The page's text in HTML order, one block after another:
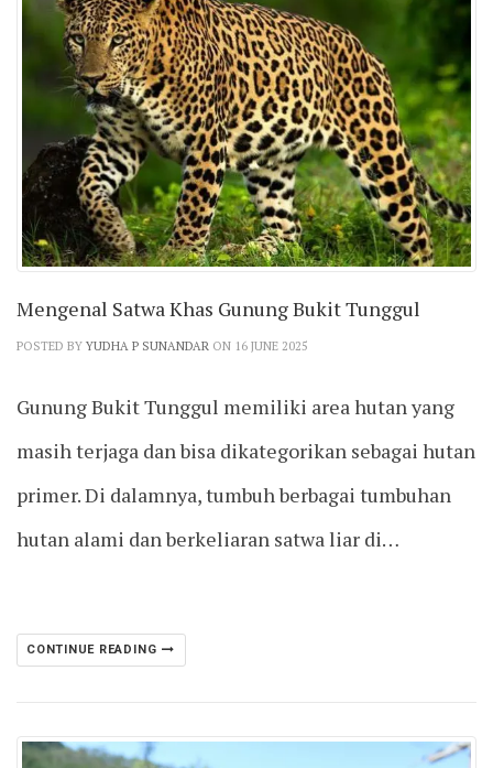
Mengenal Satwa Khas Gunung Bukit Tunggul
POSTED BY YUDHA P SUNANDAR ON 16 JUNE 2025
Gunung Bukit Tunggul memiliki area hutan yang
masih terjaga dan bisa dikategorikan sebagai hutan
primer. Di dalamnya, tumbuh berbagai tumbuhan
hutan alami dan berkeliaran satwa liar di…
CONTINUE READING